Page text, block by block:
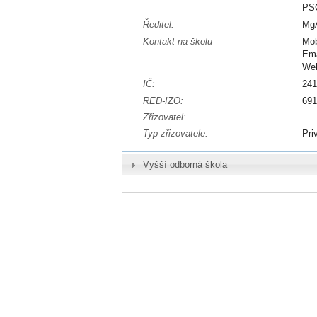
Ředitel:
Kontakt na školu
IČ:
RED-IZO:
Zřizovatel:
Typ zřizovatele:
Vyšší odborná škola